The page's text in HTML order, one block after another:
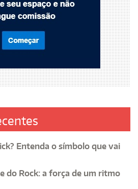
Entenda o símbolo que vai
do Rock: a força de um ritmo